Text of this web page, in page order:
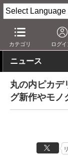
カテゴリ ログイ
AV Watch コンテ
ニュース
丸の内ピカデ
グ新作やモノ